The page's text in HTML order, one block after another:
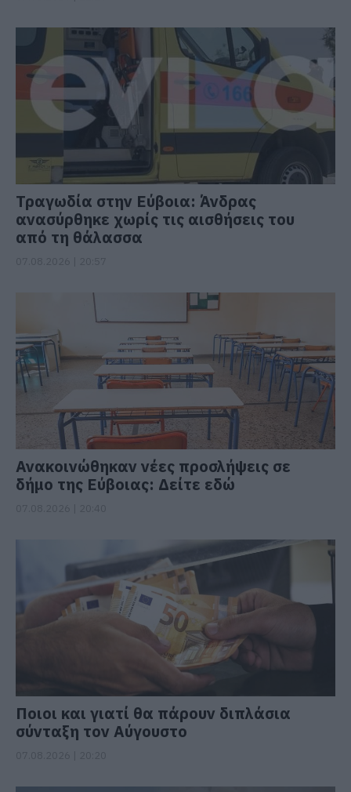
Τραγωδία στην Εύβοια: Άνδρας
ανασύρθηκε χωρίς τις αισθήσεις του
από τη θάλασσα
Ανακοινώθηκαν νέες προσλήψεις σε
δήμο της Εύβοιας: Δείτε εδώ
Ποιοι και γιατί θα πάρουν διπλάσια
σύνταξη τον Αύγουστο